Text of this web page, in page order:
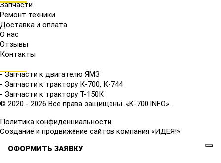
Запчасти
Ремонт техники
Доставка и оплата
О нас
Отзывы
Контакты
- Запчасти к двигателю ЯМЗ
- Запчасти к трактору К-700, К-744
- Запчасти к трактору Т-150К
© 2020 - 2026 Все права защищены. «K-700.INFO».
Политика конфиденциальности
Создание и продвижение сайтов компания «ИДЕЯ!»
ОФОРМИТЬ ЗАЯВКУ